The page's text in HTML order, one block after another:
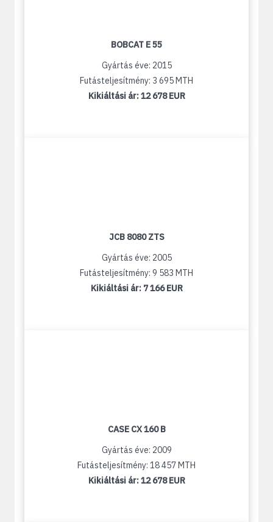
BOBCAT E 55
Gyártás éve: 2015
Futásteljesítmény: 3 695 MTH
Kikiáltási ár:12 678 EUR
JCB 8080 ZTS
Gyártás éve: 2005
Futásteljesítmény: 9 583 MTH
Kikiáltási ár: 7 166 EUR
CASE CX 160 B
Gyártás éve: 2009
Futásteljesítmény: 18 457 MTH
Kikiáltási ár:12 678 EUR